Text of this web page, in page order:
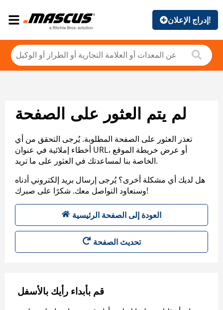
إدراج الإعلان!
لم يتم العثور على الصفحة
تعذر العثور على الصفحة المطلوبة. يُرجى التحقق من أي
أخطاء إملائية في عنوان URL، أو عرض خريطة الموقع
الخاصة بنا لمساعدتك في العثور على ما تريد.
هل لديك أي مشكلة أخرى؟ يُرجى إرسال بريد إلكتروني أدناه
وسنعاود التواصل معك. شكرًا على صبرك!
العودة إلى الصفحة الرئيسية
تحديث الصفحة
قم بأبداء رأيك بالأسفل